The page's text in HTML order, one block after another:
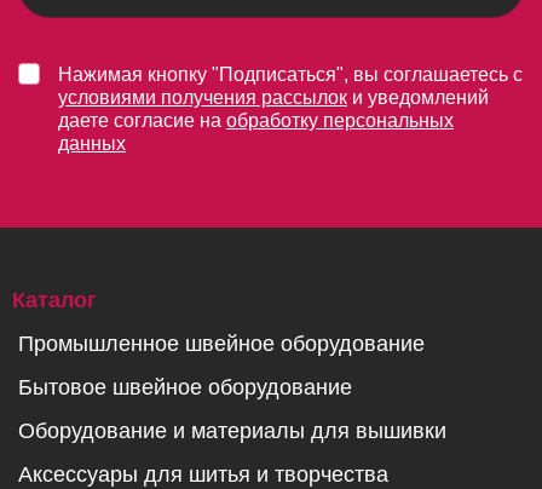
Нажимая кнопку "Подписаться", вы соглашаетесь с
условиями получения рассылок и уведомлений
даете согласие на обработку персональных
данных
Каталог
Промышленное швейное оборудование
Бытовое швейное оборудование
Оборудование и материалы для вышивки
Аксессуары для шитья и творчества